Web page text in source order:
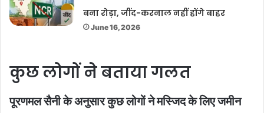
बना रोड़ा, जींद-करनाल नहीं होंगे बाहर
June 16, 2026
कुछ लोगों ने बताया गलत
पूरणमल सैनी के अनुसार कुछ लोगों ने मस्जिद के लिए जमीन